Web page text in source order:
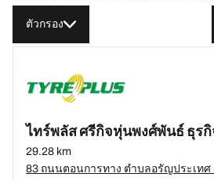
ตัวกรอง
ไทร์พลัส ศรีกิจหุ่นพงศ์พันธ์ ธุร
29.28 km